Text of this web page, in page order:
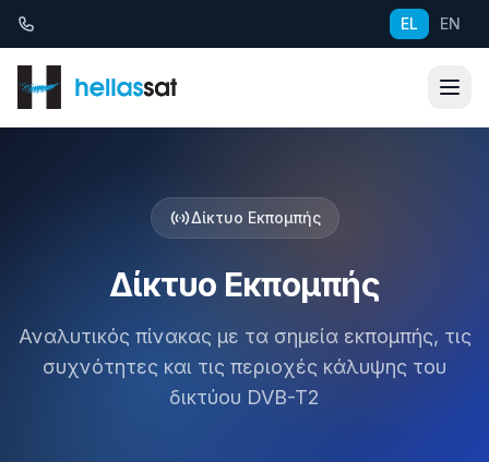
Μετάβαση στο περιεχόμενο EL EN
Δίκτυο Εκπομπής
Δίκτυο Εκπομπής
Αναλυτικός πίνακας με τα σημεία εκπομπής, τις
συχνότητες και τις περιοχές κάλυψης του
δικτύου DVB-T2